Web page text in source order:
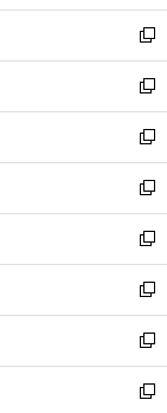
ウ
で
開
く
ン
ド
ウ
で
開
く
新
し
い
ウ
ィ
ン
ド
ウ
で
開
く
新
し
い
ウ
ィ
ン
ド
ウ
で
開
く
新
し
い
ウ
ィ
ン
ド
ウ
で
開
く
新
し
い
ウ
ィ
ン
ド
ウ
で
新
し
い
ウ
ィ
ン
ド
新
し
い
ウ
ィ
新
し
い
新